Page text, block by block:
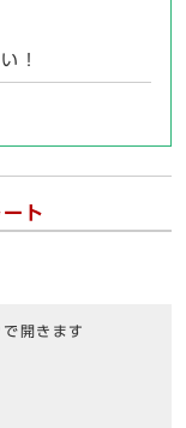
！
ト
開きます